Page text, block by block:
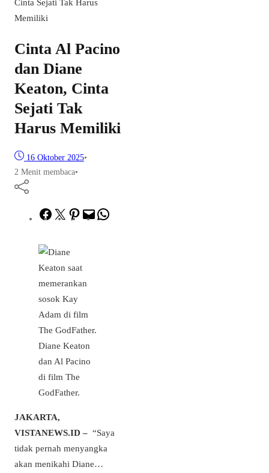
Cinta Sejati Tak Harus
Memiliki
Cinta Al Pacino
dan Diane
Keaton, Cinta
Sejati Tak
Harus Memiliki
16 Oktober 2025•
2 Menit membaca•
Facebook
TwitterPinterest
Mail
Diane Keaton
dan Al Pacino
di film The
GodFather.
JAKARTA,
VISTANEWS.ID – “Saya
tidak pernah menyangka
akan menikahi Diane…